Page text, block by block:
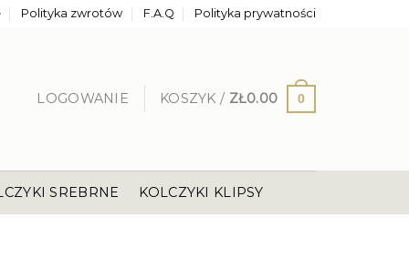
Polityka zwrotów F.A.Q Polityka prywatności
LOGOWANIE KOSZYK / ZŁ0.00 0
SREBRNE KOLCZYKI KLIPSY